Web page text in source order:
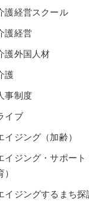
護経営スクール
護経営
護外国人材
護
事制度
イブ
イジング（加齢）
イジング・サポー
イジングするまち探